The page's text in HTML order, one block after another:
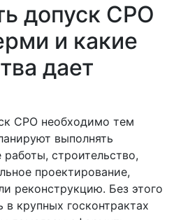
допуск СРО
и какие
дает
СРО необходимо тем
выполнять
строительство,
проектирование,
реконструкцию. Без этого
в крупных госконтрактах